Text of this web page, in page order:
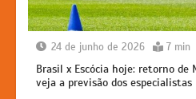
24 de junho de 2026 7 min
Brasil x Escócia hoje: retorno de
veja a previsão dos especialistas